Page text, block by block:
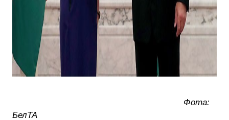
Фота:
БелТА